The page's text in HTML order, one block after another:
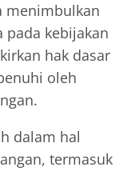
menimbulkan
pada kebijakan
hak dasar
oleh
dalam hal
termasuk